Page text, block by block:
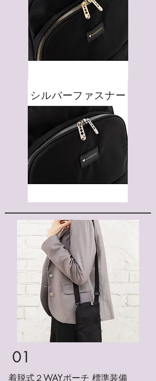
​シルバーファスナー
01
​着脱式２WAYポーチ 標準装備